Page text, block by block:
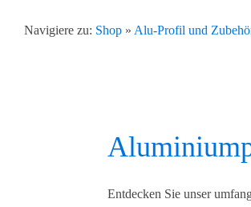
Navigiere zu: Shop» Alu-Profil und
Entdecken Sie unser